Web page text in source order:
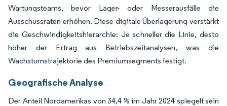
Wartungsteams, bevor Lager- oder Messerausfälle die
Ausschussraten erhöhen. Diese digitale Überlagerung verstärkt
die Geschwindigkeitshierarchie: Je schneller die Linie, desto
höher der Ertrag aus Betriebszeitanalysen, was die
Wachstumstrajektorie des Premiumsegments festigt.
Geografische Analyse
Der Anteil Nordamerikas von 34,4 % im Jahr 2024 spiegelt sein